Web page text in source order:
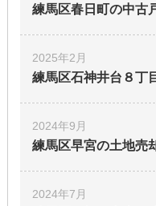
練馬区春日町の中古
2025年2月
練馬区石神井台８丁
2024年9月
練馬区早宮の土地売
2024年7月